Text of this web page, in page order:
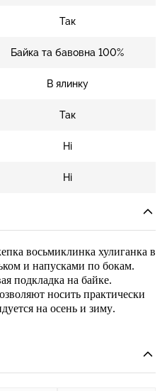
Так
Байка та бавовна 100%
В ялинку
Так
Ні
Ні
восьмиклинка хулиганка в
и напусками по бокам.
подкладка на байке.
носить практически
на осень и зиму.